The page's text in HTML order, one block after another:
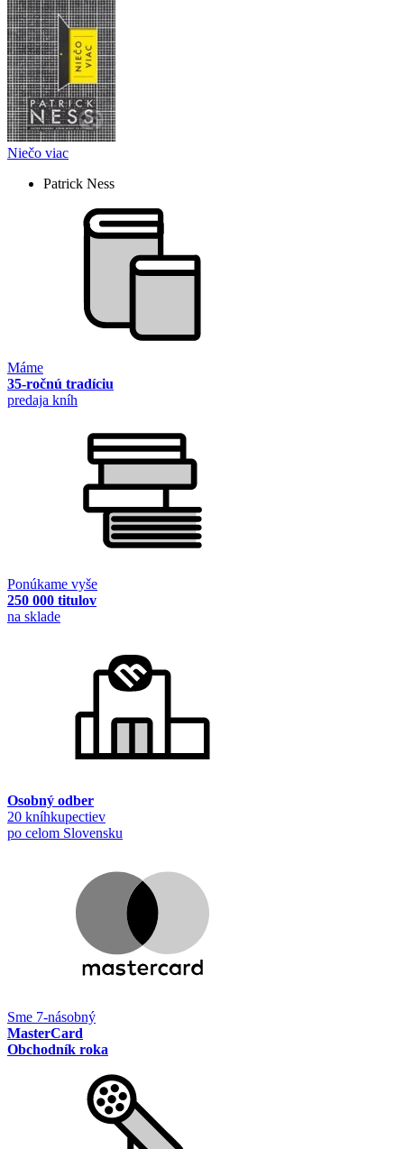
Niečo viac
Patrick Ness
Máme
35-ročnú tradíciu
predaja kníh
Ponúkame vyše
250 000 titulov
na sklade
Osobný odber
20 kníhkupectiev
po celom Slovensku
Sme 7-násobný
MasterCard
Obchodník roka